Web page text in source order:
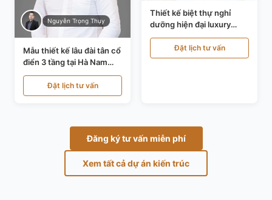
Nguyễn Trọng Thụy
Mẫu thiết kế lâu đài tân cổ
điển 3 tầng tại Hà Nam
KT24821
Đặt lịch tư vấn
Thiết kế biệt thự nghỉ
dưỡng hiện đại luxury
700m² tại Đà Nẵng
KT24616Đặt lịch tư vấn
Đăng ký tư vấn miễn phí
Xem tất cả dự án kiến trúc